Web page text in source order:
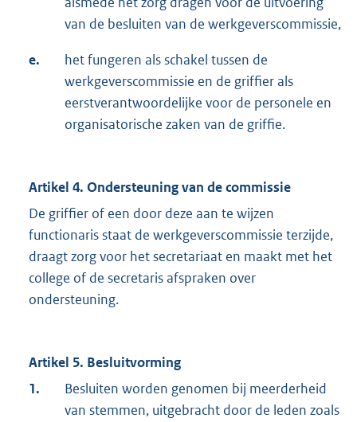
van de besluiten van de werkgeverscommissie,
e.
het fungeren als schakel tussen de
werkgeverscommissie en de griffier als
eerstverantwoordelijke voor de personele en
organisatorische zaken van de griffie.
Artikel 4. Ondersteuning van de commissie
De griffier of een door deze aan te wijzen
functionaris staat de werkgeverscommissie terzijde,
draagt zorg voor het secretariaat en maakt met het
college of de secretaris afspraken over
ondersteuning.
Artikel 5. Besluitvorming
1.
Besluiten worden genomen bij meerderheid
van stemmen, uitgebracht door de leden zoals